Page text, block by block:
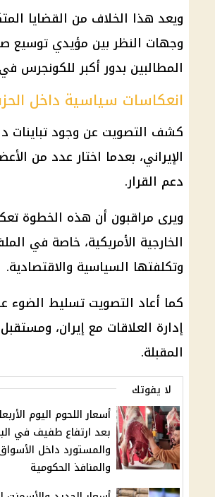
ويعد هذا الخلاف من القضايا
وجهات النظر بين مؤيدي توسيع
المطالبين بدور أكبر للكونجرس
انعكاسات سياسية داخل
كشف التصويت عن وجود تباينات
الإيراني، بعدما اختار عدد من
دعم القرار.
ويرى مراقبون أن هذه الخطوة
الخارجية الأمريكية، خاصة في
وتكلفتها السياسية والاقتصادية.
كما أعاد التصويت تسليط الضوء
إدارة العلاقات مع إيران،
المقبلة.
لا يفوتك
أسعار اللحوم اليوم
بعد ارتفاع طفيف في
والمستورد داخل
والمنافذ الحكومية